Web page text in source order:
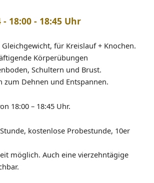
- 18:00 - 18:45 Uhr
für Kreislauf + Knochen.
Körperübungen
Schultern und Brust.
Dehnen und Entspannen.
18:00 – 18:45 Uhr.
kostenlose Probestunde, 10er
möglich. Auch eine vierzehntägige